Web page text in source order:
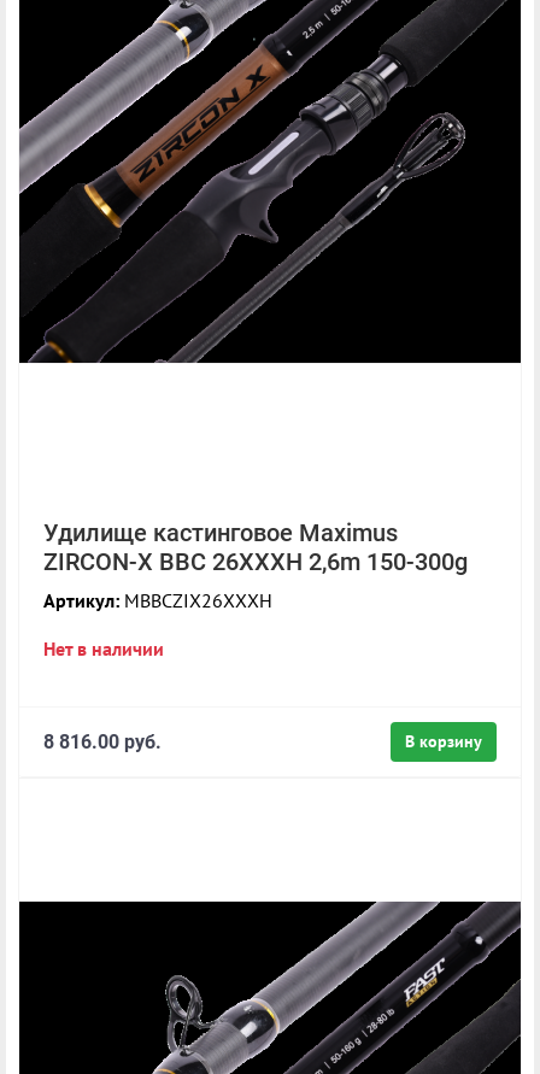
Удилище кастинговое Maximus
ZIRCON-X BBC 26XXXH 2,6m 150-300g
Артикул: MBBCZIX26XXXH
Нет в наличии
В корзину
8 816.00 руб.